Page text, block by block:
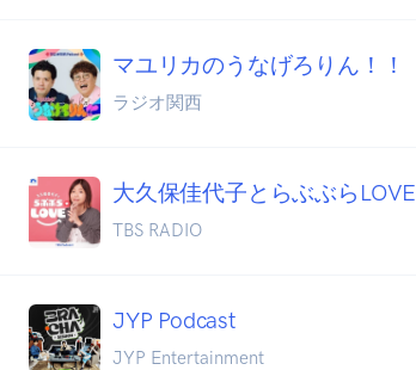
マユリカのうなげろりん！！
ラジオ関西
大久保佳代子とらぶぶらLOVE
TBS RADIO
JYP Podcast
JYP Entertainment